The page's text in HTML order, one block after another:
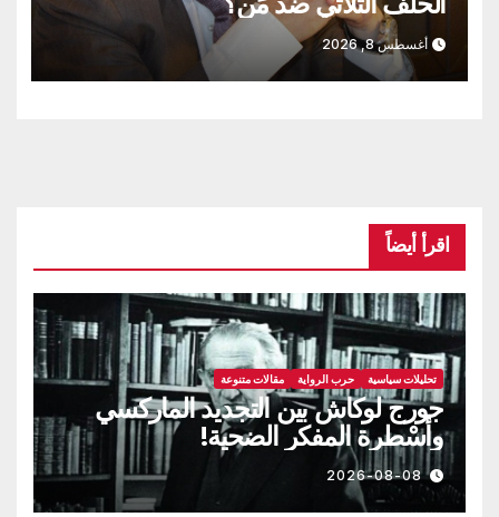
أغسطس 8, 2026
اقرأ أيضاً
تحليلات سياسية حرب الرواية مقالات متنوعة
جورج لوكاش بين التجديد الماركسي
وأسْطرة المفكر الضحية!
2026-08-08